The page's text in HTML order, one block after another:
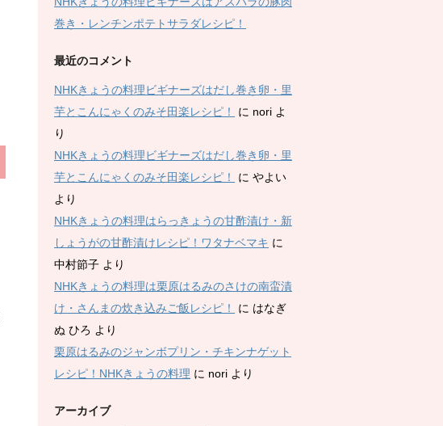
巻き・レンチンポテトサラダレシピ！
最近のコメント
NHKきょうの料理ビギナーズはだし巻き卵・里
芋とこんにゃくのみそ田楽レシピ！
に nori よ
り
NHKきょうの料理ビギナーズはだし巻き卵・里
芋とこんにゃくのみそ田楽レシピ！
に やよい
より
NHKきょうの料理はらっきょうの甘酢漬け・新
しょうがの甘酢漬けレシピ！ワタナベマキ に
中村節子 より
NHKきょうの料理は栗原はるみのさけの南蛮漬
け・さんまの炊き込みご飯レシピ！
に はなぎ
ぬ ひろ より
栗原はるみのジャンボプリン・チキンナゲット
レシピ！NHKきょうの料理 に nori より
アーカイブ